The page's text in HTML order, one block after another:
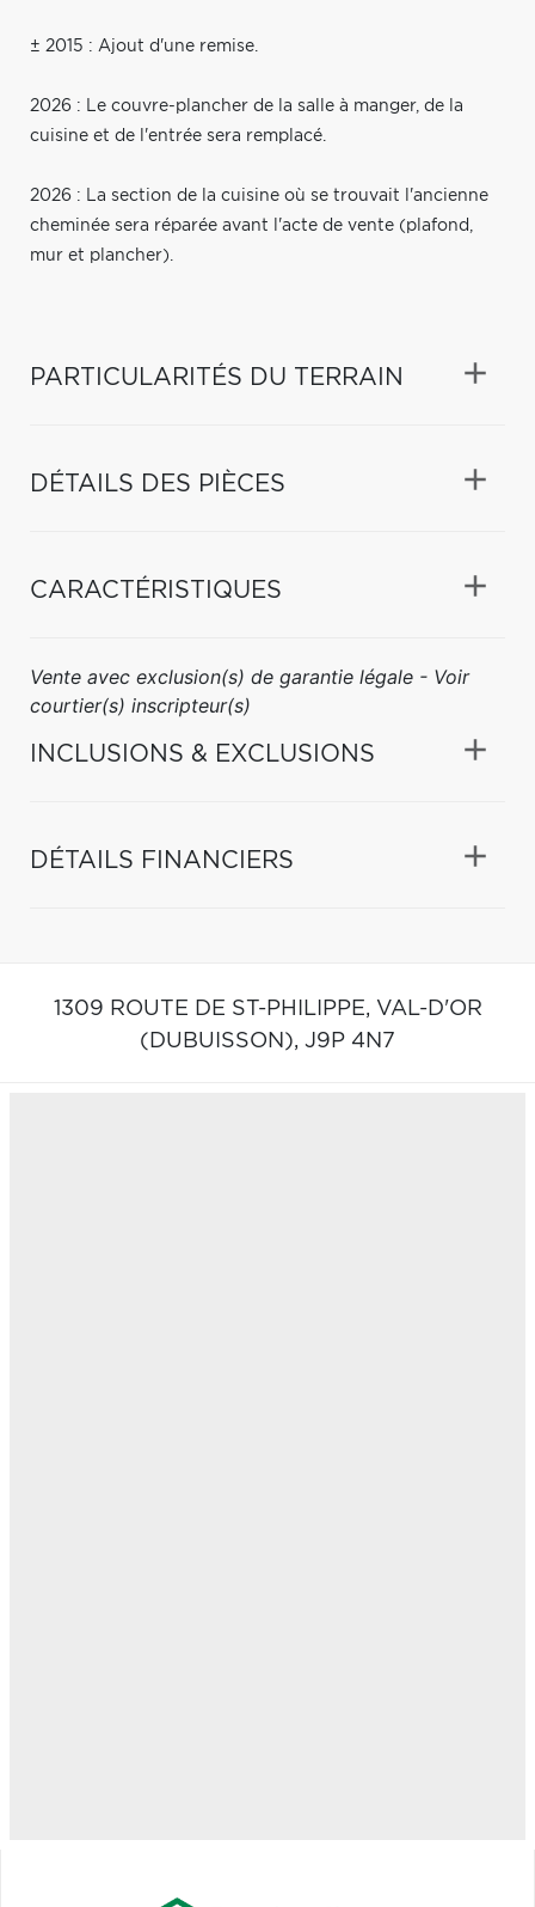
± 2015 : Ajout d'une remise.
2026 : Le couvre-plancher de la salle à manger, de la
cuisine et de l'entrée sera remplacé.
2026 : La section de la cuisine où se trouvait l'ancienne
cheminée sera réparée avant l'acte de vente (plafond,
mur et plancher).
PARTICULARITÉS DU TERRAIN
DÉTAILS DES PIÈCES
CARACTÉRISTIQUES
Vente avec exclusion(s) de garantie légale - Voir
courtier(s) inscripteur(s)
INCLUSIONS & EXCLUSIONS
DÉTAILS FINANCIERS
1309 ROUTE DE ST-PHILIPPE, VAL-D'OR
(DUBUISSON), J9P 4N7